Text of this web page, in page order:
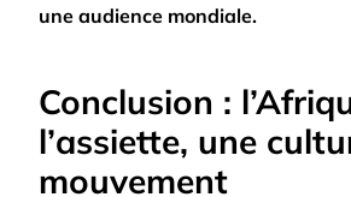
une audience mondiale.
Conclusion :
l’assiette, une
mouvement